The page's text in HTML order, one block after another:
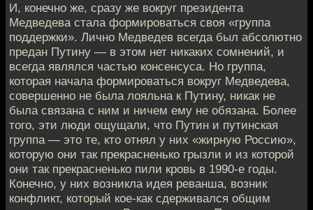
И, конечно же, сразу же вокруг президента
Медведева стала формироваться своя «группа
поддержки». Лично Медведев всегда был абсолютно
предан Путину — в этом нет никаких сомнений, и
всегда являлся частью консенсуса. Но группа,
которая начала формироваться вокруг Медведева,
совершенно не была лояльна к Путину, никак не
была связана с ним и ничем ему не обязана. Более
того, эти люди ощущали, что Путин и путинская
группа — это те, кто отнял у них «жирную Россию»,
которую они так прекрасненько грызли и из которой
они так прекрасненько пили кровь в 1990-е годы.
Конечно, у них возникла идея реванша, возник
конфликт, который кое-как сдерживался общим